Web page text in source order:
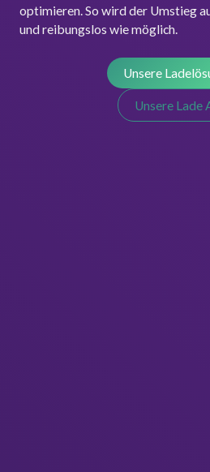
optimieren. So wird der Umstieg
und reibungslos wie möglich.
Unsere
Unsere Lade